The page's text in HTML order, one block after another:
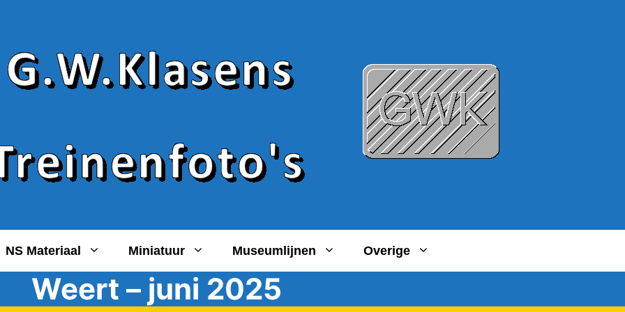
NS Materiaal Miniatuur Museumlijnen Overige
Weert – juni 2025